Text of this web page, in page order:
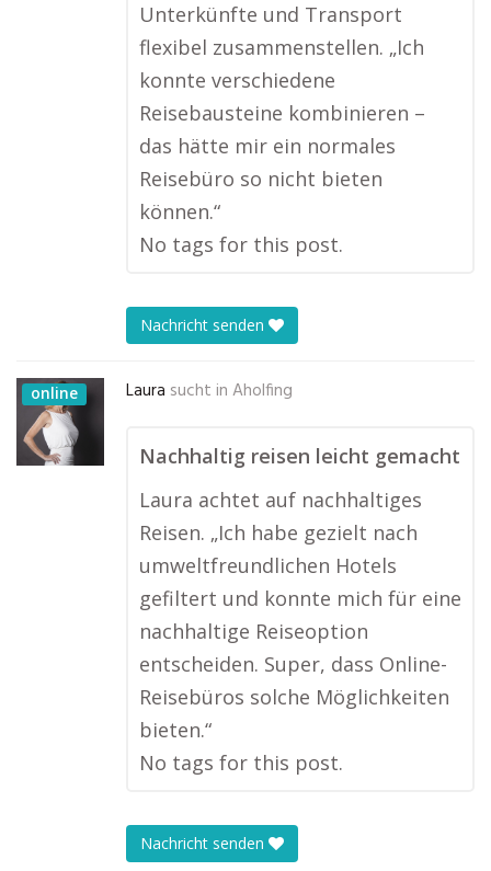
Unterkünfte und Transport
flexibel zusammenstellen. „Ich
konnte verschiedene
Reisebausteine kombinieren –
das hätte mir ein normales
Reisebüro so nicht bieten
können.“
No tags for this post.
Nachricht senden
online Laura sucht in Aholfing
Nachhaltig reisen leicht gemacht
Laura achtet auf nachhaltiges
Reisen. „Ich habe gezielt nach
umweltfreundlichen Hotels
gefiltert und konnte mich für eine
nachhaltige Reiseoption
entscheiden. Super, dass Online-
Reisebüros solche Möglichkeiten
bieten.“
No tags for this post.
Nachricht senden